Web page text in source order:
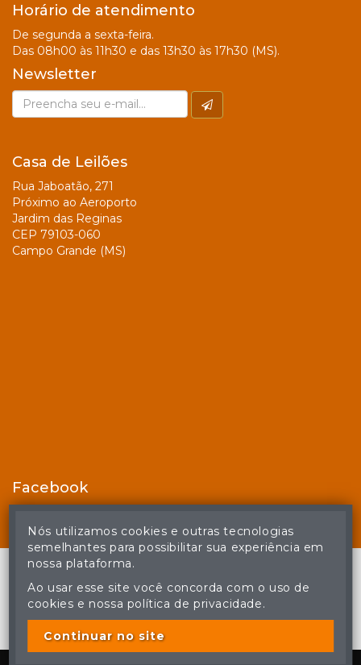
Horário de atendimento
De segunda a sexta-feira.
Das 08h00 às 11h30 e das 13h30 às 17h30 (MS).
Newsletter
Casa de Leilões
Rua Jaboatão, 271
Próximo ao Aeroporto
Jardim das Reginas
CEP 79103-060
Campo Grande (MS)
Facebook
© Casa de Leilões - Todos os direitos reservados
A cópia ou reprodução não autorizada do conteúdo deste site
poderá acarretar em penas previstas em lei.
Nós utilizamos cookies e outras tecnologias
semelhantes para possibilitar sua experiência em
nossa plataforma.
Ao usar esse site você concorda com o uso de
cookies e nossa política de privacidade.
Continuar no site